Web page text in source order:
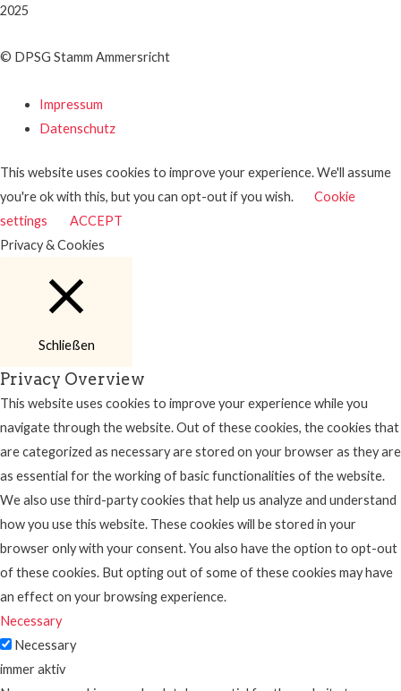
2025
© DPSG Stamm Ammersricht
Impressum
Datenschutz
This website uses cookies to improve your experience. We'll assume
you're ok with this, but you can opt-out if you wish.
Cookie
settings
ACCEPT
Privacy & Cookies
Schließen
Privacy Overview
This website uses cookies to improve your experience while you
navigate through the website. Out of these cookies, the cookies that
are categorized as necessary are stored on your browser as they are
as essential for the working of basic functionalities of the website.
We also use third-party cookies that help us analyze and understand
how you use this website. These cookies will be stored in your
browser only with your consent. You also have the option to opt-out
of these cookies. But opting out of some of these cookies may have
an effect on your browsing experience.
Necessary
Necessary
immer aktiv